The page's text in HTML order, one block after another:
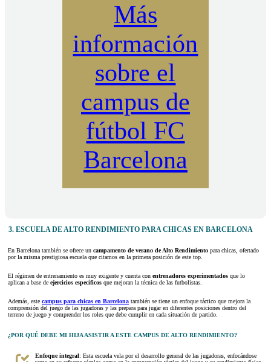
Más
información
sobre el
campus de
fútbol FC
Barcelona
3. ESCUELA DE ALTO RENDIMIENTO PARA CHICAS EN BARCELONA
En Barcelona también se ofrece un campamento de verano de Alto Rendimiento para chicas, ofertado
por la misma prestigiosa escuela que citamos en la primera posición de este top.
El régimen de entrenamiento es muy exigente y cuenta con entrenadores experimentados que lo
aplican a base de ejercicios específicos que mejoran la técnica de las futbolistas.
Además, este campus para chicas en Barcelona también se tiene un enfoque táctico que mejora la
comprensión del juego de las jugadoras y las prepara para jugar en diferentes posiciones dentro del
terreno de juego y comprender los roles que debe cumplir en cada situación de partido.
¿POR QUÉ DEBE MI HIJA ASISTIR A ESTE CAMPUS DE ALTO RENDIMIENTO?
Enfoque integral: Esta escuela vela por el desarrollo general de las jugadoras, enfocándose